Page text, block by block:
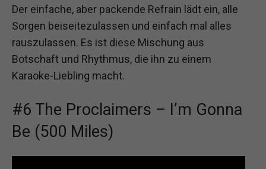
Der einfache, aber packende Refrain lädt ein, alle
Sorgen beiseitezulassen und einfach mal alles
rauszulassen. Es ist diese Mischung aus
Botschaft und Rhythmus, die ihn zu einem
Karaoke-Liebling macht.
#6 The Proclaimers – I’m Gonna
Be (500 Miles)